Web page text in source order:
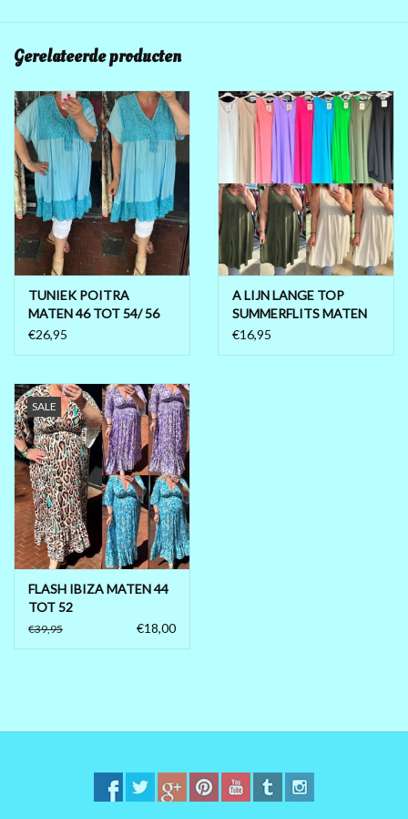
Gerelateerde producten
TUNIEK POITRA
MATEN 46 TOT 54/ 56
€26,95
A LIJN LANGE TOP
SUMMERFLITS MATEN
48 TOT 52
€16,95
SALE
FLASH IBIZA MATEN 44
TOT 52
€39,95 €18,00